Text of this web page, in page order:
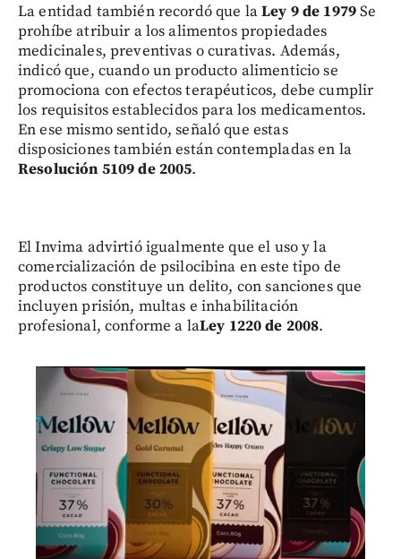
La entidad también recordó que laLey 9 de 1979Se
prohíbe atribuir a los alimentos propiedades
medicinales, preventivas o curativas. Además,
indicó que, cuando un producto alimenticio se
promociona con efectos terapéuticos, debe cumplir
los requisitos establecidos para los medicamentos.
En ese mismo sentido, señaló que estas
disposiciones también están contempladas en la
Resolución 5109 de 2005.
El Invima advirtió igualmente que el uso y la
comercialización de psilocibina en este tipo de
productos constituye un delito, con sanciones que
incluyen prisión, multas e inhabilitación
profesional, conforme a laLey 1220 de 2008.